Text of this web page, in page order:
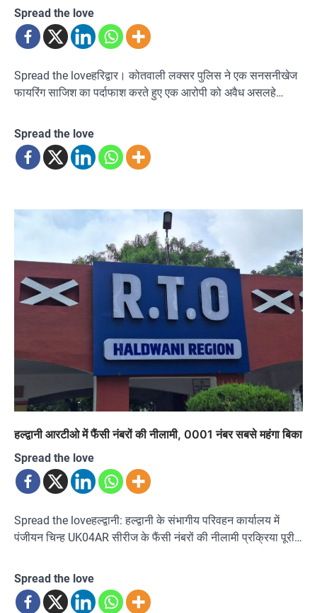
Spread the love
Spread the loveहरिद्वार। कोतवाली लक्सर पुलिस ने एक सनसनीखेज
फायरिंग साजिश का पर्दाफाश करते हुए एक आरोपी को अवैध असलहे…
Spread the love
हल्द्वानी आरटीओ में फैंसी नंबरों की नीलामी, 0001 नंबर सबसे महंगा बिका
Spread the love
Spread the loveहल्द्वानी: हल्द्वानी के संभागीय परिवहन कार्यालय में
पंजीयन चिन्ह UK04AR सीरीज के फैंसी नंबरों की नीलामी प्रक्रिया पूरी…
Spread the love